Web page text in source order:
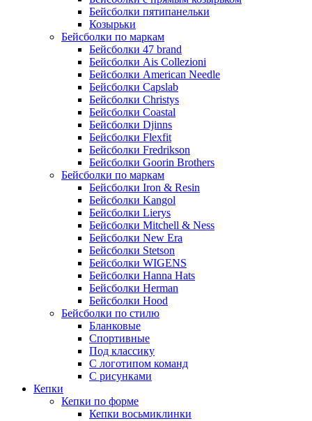
Бейсболки пятипанельки
Козырьки
Бейсболки по маркам
Бейсболки 47 brand
Бейсболки Ais Collezioni
Бейсболки American Needle
Бейсболки Capslab
Бейсболки Christys
Бейсболки Coastal
Бейсболки Djinns
Бейсболки Flexfit
Бейсболки Fredrikson
Бейсболки Goorin Brothers
Бейсболки по маркам
Бейсболки Iron & Resin
Бейсболки Kangol
Бейсболки Lierys
Бейсболки Mitchell & Ness
Бейсболки New Era
Бейсболки Stetson
Бейсболки WIGENS
Бейсболки Hanna Hats
Бейсболки Herman
Бейсболки Hood
Бейсболки по стилю
Бланковые
Спортивные
Под классику
С логотипом команд
С рисунками
Кепки
Кепки по форме
Кепки восьмиклинки